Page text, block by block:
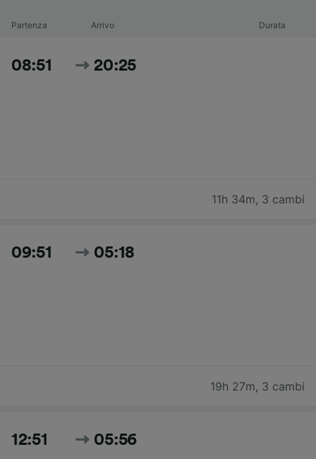
Partenza Arrivo Durata
08:51 20:25
11h 34m, 3 cambi
09:51 05:18
19h 27m, 3 cambi
12:51 05:56